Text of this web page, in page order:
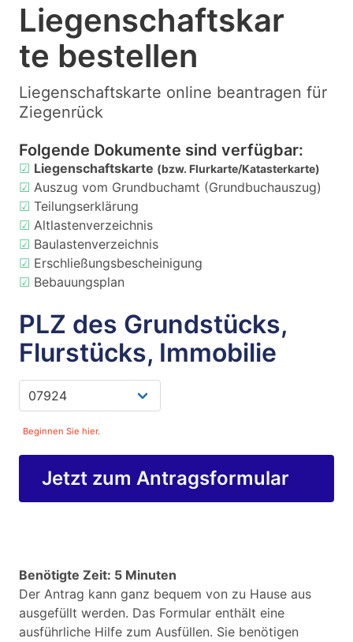
Liegenschaftskar
te bestellen
Liegenschaftskarte online beantragen für
Ziegenrück
Folgende Dokumente sind verfügbar:
☑ Liegenschaftskarte (bzw. Flurkarte/Katasterkarte)
☑ Auszug vom Grundbuchamt (Grundbuchauszug)
☑ Teilungserklärung
☑ Altlastenverzeichnis
☑ Baulastenverzeichnis
☑ Erschließungsbescheinigung
☑ Bebauungsplan
PLZ des Grundstücks,
Flurstücks, Immobilie
Beginnen Sie hier.
Jetzt zum Antragsformular
Benötigte Zeit: 5 Minuten
Der Antrag kann ganz bequem von zu Hause aus
ausgefüllt werden. Das Formular enthält eine
ausführliche Hilfe zum Ausfüllen. Sie benötigen